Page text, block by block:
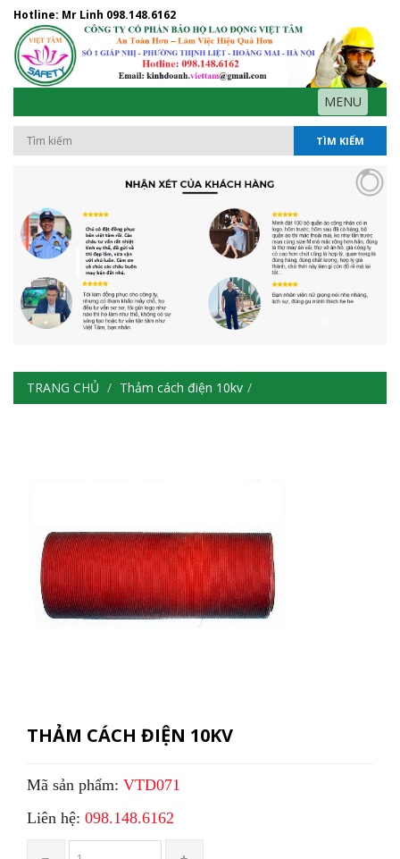
Hotline: Mr Linh 098.148.6162
MENU
TÌM KIẾM
TRANG CHỦ Thảm cách điện 10kv
THẢM CÁCH ĐIỆN 10KV
Mã sản phẩm: VTD071
Liên hệ: 098.148.6162